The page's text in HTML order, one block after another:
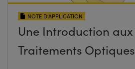
NOTE D’APPLICATION
Une Introduction aux
Traitements Optiques